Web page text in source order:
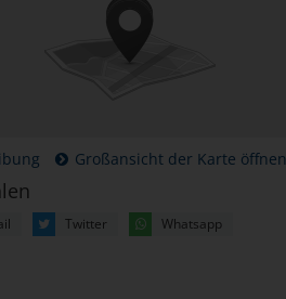
Großansicht der Karte öffnen
Twitter Whatsapp